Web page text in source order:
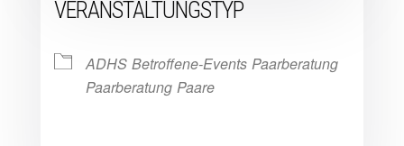
VERANSTALTUNGSTYP
ADHS Betroffene-Events Paarberatung
Paarberatung Paare